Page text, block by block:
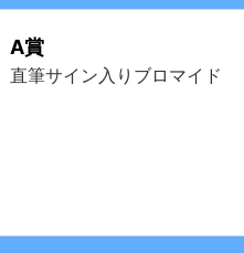
A賞
直筆サイン入りブロマイド